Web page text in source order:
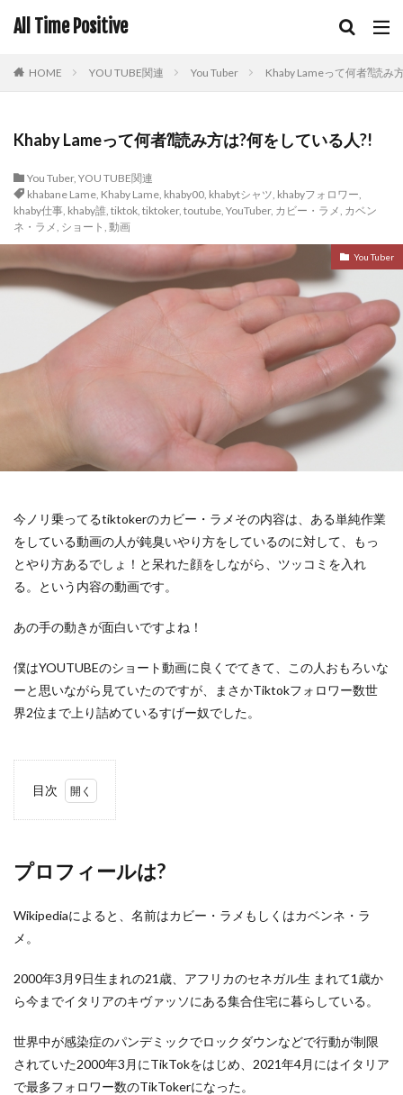
All Time Positive
HOME YOU TUBE関連 You Tuber Khaby Lameって何者⁈読み
Khaby Lameって何者⁈読み方は?何をしている人?!
You Tuber, YOU TUBE関連
khabane Lame, Khaby Lame, khaby00, khabytシャツ, khabyフォロワー,
khaby仕事, khaby誰, tiktok, tiktoker, toutube, YouTuber, カビー・ラメ, カベン
ネ・ラメ, ショート , 動画
You Tuber
今ノリ乗ってるtiktokerのカビー・ラメその内容は、ある単純作業
をしている動画の人が鈍臭いやり方をしているのに対して、もっ
とやり方あるでしょ！と呆れた顔をしながら、ツッコミを入れ
る。という内容の動画です。
あの手の動きが面白いですよね！
僕はYOUTUBEのショート動画に良くでてきて、この人おもろいな
ーと思いながら見ていたのですが、まさかTiktokフォロワー数世
界2位まで上り詰めているすげー奴でした。
目次
ール
は?
結婚
して
の?
3
め
4
リン
プロフィールは?
Wikipediaによると、名前はカビー・ラメもしくはカベンネ・ラ
メ。
2000年3月9日生まれの21歳、アフリカのセネガル生 まれて1歳か
ら今までイタリアのキヴァッソにある集合住宅に暮らしている。
世界中が感染症のパンデミックでロックダウンなどで行動が制限
されていた2000年3月にTikTokをはじめ、2021年4月にはイタリア
で最多フォロワー数のTikTokerになった。